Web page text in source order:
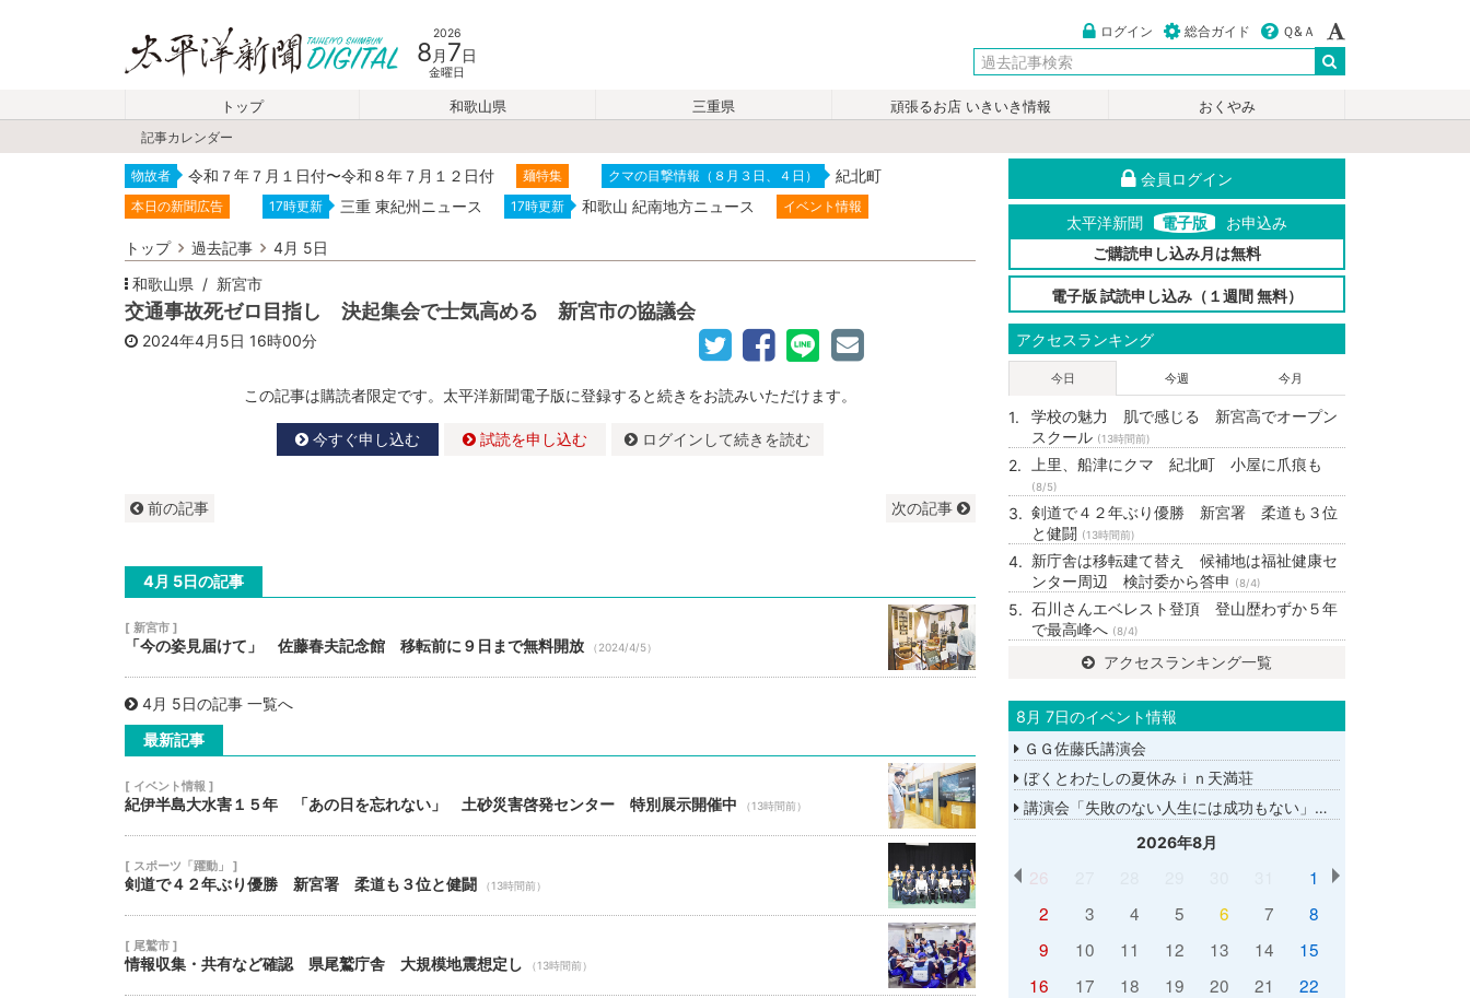
2026
8 月 7日
金曜日
ログイン 総合ガイド Ｑ&Ａ
トップ 和歌山県 三重県 頑張るお店 いきいき情報
おくやみ
記事カレンダー
物故者 令和７年７月１日付〜令和８年７月１２日付 麺特集 クマの目撃情報（８月３日、４日） 紀北町
本日の新聞広告 17時更新 三重 東紀州ニュース 17時更新 和歌山 紀南地方ニュース イベント情報
トップ 過去記事
4月 5日
和歌山県
新宮市
交通事故死ゼロ目指し 決起集会で士気高める 新宮市の協議会
2024年4月5日 16時00分
この記事は購読者限定です。太平洋新聞電子版に登録すると続きをお読みいただけます。
今すぐ申し込む 試読を申し込む ログインして続きを読む
前の記事 次の記事
4月 5日の記事
[ 新宮市 ]
「今の姿見届けて」 佐藤春夫記念館 移転前に９日まで無料開放 （2024/4/5）
4月 5日の記事 一覧へ
最新記事
[ イベント情報 ]
紀伊半島大水害１５年 「あの日を忘れない」 土砂災害啓発センター 特別展示開催中 （13時間前）
[ スポーツ「躍動」 ]
剣道で４２年ぶり優勝 新宮署 柔道も３位と健闘 （13時間前）
[ 尾鷲市 ]
情報収集・共有など確認 県尾鷲庁舎 大規模地震想定し （13時間前）
会員ログイン
太平洋新聞 電子版
お申込み
ご購読申し込み月は無料
電子版 試読申し込み（１週間 無料）
アクセスランキング
今日 今週 今月
学校の魅力 肌で感じる 新宮高でオープン
スクール (13時間前)
上里、船津にクマ 紀北町 小屋に爪痕も
(8/5)
剣道で４２年ぶり優勝 新宮署 柔道も３位
と健闘 (13時間前)
新庁舎は移転建て替え 候補地は福祉健康セ
ンター周辺 検討委から答申
(8/4)
石川さんエベレスト登頂 登山歴わずか５年
で最高峰へ (8/4)
アクセスランキング一覧
8月 7日のイベント情報
ＧＧ佐藤氏講演会
ぼくとわたしの夏休みｉｎ天満荘
講演会「失敗のない人生には成功もない」講師：ＧＧ佐藤さん
2026年8月
26
1
2
3 4 5 6 7
8
9
10 11 12 13 14
15
16
17 18 19 20 21
22